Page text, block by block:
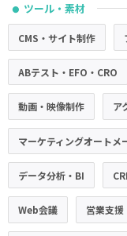
● ツール・素材
CMS・サイト制作
ABテスト・EFO・CRO
動画・映像制作 ア
マーケティングオートメ
データ分析・BI
Web会議 営業支援